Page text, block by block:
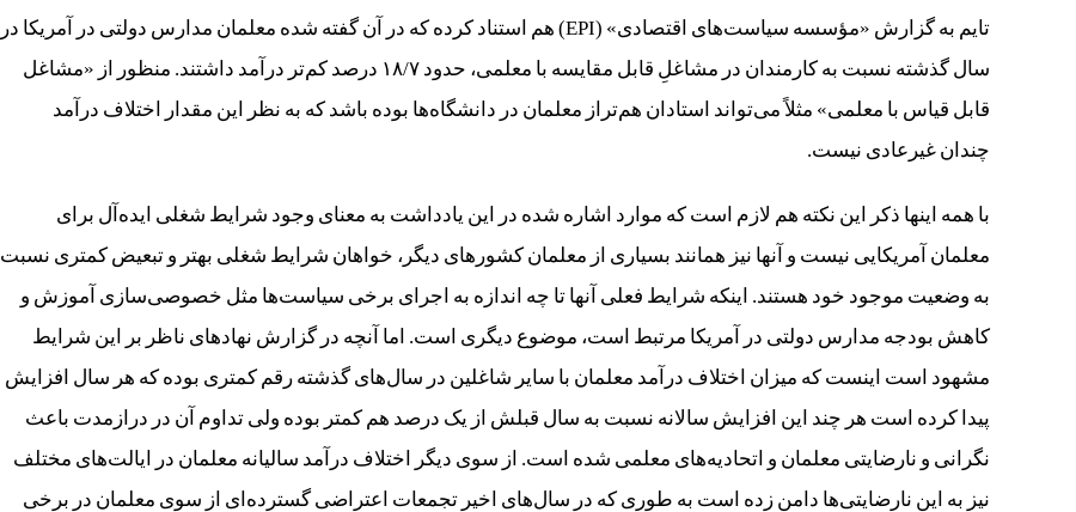
تایم به گزارش «مؤسسه سیاست‌های اقتصادی» (EPI) هم استناد کرده که در آن گفته شده معلمان مدارس دولتی در آمریکا در
سال گذشته نسبت به کارمندان در مشاغلِ قابل‌ مقایسه با معلمی، حدود ۱۸/۷ درصد کم‌تر درآمد داشتند. منظور از «مشاغل
قابل قیاس با معلمی» مثلاً می‌تواند استادان هم‌تراز معلمان در دانشگاه‌ها بوده باشد که به نظر این مقدار اختلاف درآمد
چندان غیرعادی نیست.
با همه اینها ذکر این نکته هم لازم است که موارد اشاره شده در این یادداشت به معنای وجود شرایط شغلی ایده‌آل برای
معلمان آمریکایی نیست و آنها نیز همانند بسیاری از معلمان کشورهای دیگر، خواهان شرایط شغلی بهتر و تبعیض کمتری نسبت
به وضعیت موجود خود هستند. اینکه شرایط فعلی آنها تا چه اندازه به اجرای برخی سیاست‌ها مثل خصوصی‌سازی آموزش و
کاهش بودجه مدارس دولتی در آمریکا مرتبط است، موضوع دیگری است. اما آنچه در گزارش نهادهای ناظر بر این شرایط
مشهود است اینست که میزان اختلاف درآمد معلمان با سایر شاغلین در سال‌های گذشته رقم کمتری بوده که هر سال افزایش
پیدا کرده است هر چند این افزایش سالانه نسبت به سال قبلش از یک درصد هم کمتر بوده ولی تداوم آن در درازمدت باعث
نگرانی و نارضایتی معلمان و اتحادیه‌های معلمی شده است. از سوی دیگر اختلاف درآمد سالیانه معلمان در ایالت‌های مختلف
نیز به این نارضایتی‌ها دامن زده است به طوری که در سال‌های اخیر تجمعات اعتراضی گسترده‌ای از سوی معلمان در برخی